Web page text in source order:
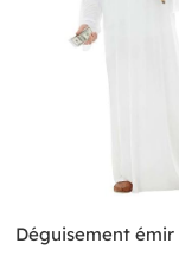
Déguisement émir